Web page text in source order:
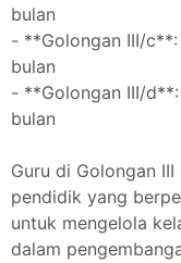
bulan
- **Golongan III/
bulan
- **Golongan III/
bulan
Guru di Golongan
pendidik yang
untuk mengelola
dalam